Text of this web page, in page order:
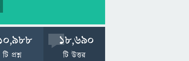
টি প্রশ্ন
18,690
টি উত্তর